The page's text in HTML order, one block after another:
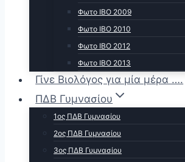
Φωτο ΙΒΟ 2009
Φωτο ΙΒΟ 2010
Φωτο ΙΒΟ 2012
Φωτο ΙΒΟ 2013
Γίνε Βιολόγος για μία μέρα ….
ΠΔΒ Γυμνασίου
1ος ΠΔΒ Γυμνασίου
2ος ΠΔΒ Γυμνασίου
3ος ΠΔΒ Γυμνασίου